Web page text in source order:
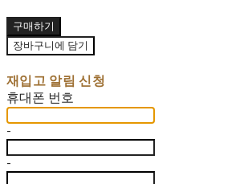
구매하기
장바구니에 담기
재입고 알림 신청
휴대폰 번호
-
-